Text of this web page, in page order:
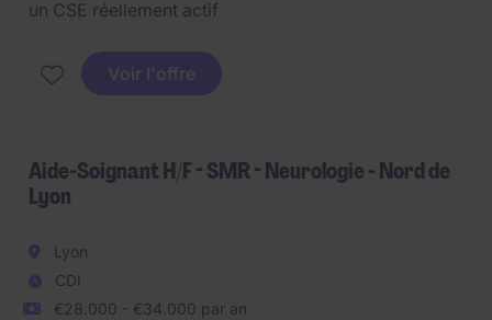
un CSE réellement actif
Voir l'offre
Aide-Soignant H/F - SMR - Neurologie - Nord de
Lyon
Lyon
CDI
€28.000 - €34.000 par an